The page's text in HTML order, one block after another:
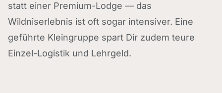
statt einer Premium-Lodge — das
Wildniserlebnis ist oft sogar intensiver. Eine
geführte Kleingruppe spart Dir zudem teure
Einzel-Logistik und Lehrgeld.